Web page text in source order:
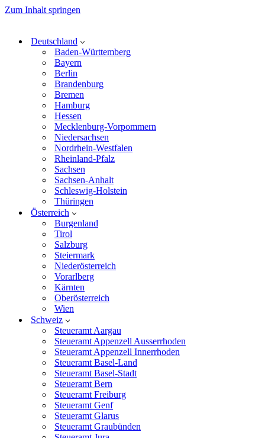
Zum Inhalt springen
Deutschland
Baden-Württemberg
Bayern
Berlin
Brandenburg
Bremen
Hamburg
Hessen
Mecklenburg-Vorpommern
Niedersachsen
Nordrhein-Westfalen
Rheinland-Pfalz
Sachsen
Sachsen-Anhalt
Schleswig-Holstein
Thüringen
Österreich
Burgenland
Tirol
Salzburg
Steiermark
Niederösterreich
Vorarlberg
Kärnten
Oberösterreich
Wien
Schweiz
Steueramt Aargau
Steueramt Appenzell Ausserrhoden
Steueramt Appenzell Innerrhoden
Steueramt Basel-Land
Steueramt Basel-Stadt
Steueramt Bern
Steueramt Freiburg
Steueramt Genf
Steueramt Glarus
Steueramt Graubünden